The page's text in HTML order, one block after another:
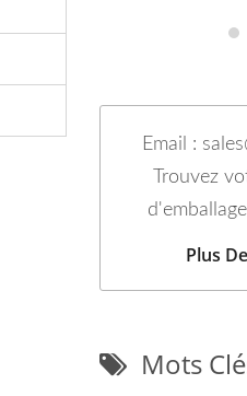
Email :
Trouvez
Plus
Mots